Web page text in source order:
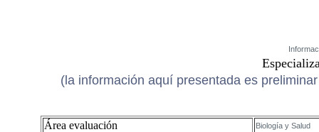
(la información aquí presentada es
Área evaluación Biología y Salud